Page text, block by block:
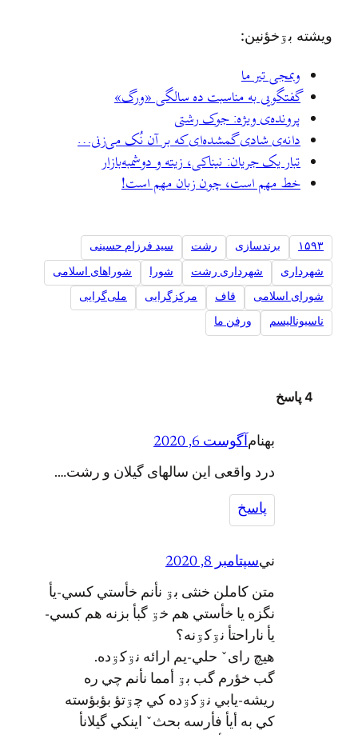
ويشته بۊخؤنين:
وبمجی تیر ما
گفتگویی به مناسبت ده سالگی «ورگ»
پرونده‌ی ویژه: جوک رشتی
دانه‌ی شادی گمشده‌ای که بر آن نُک می‌زنی…
تبار یک جریان: نیناکی، زیته و دوشمبه‌بازار
خط مهم است، چون زبان مهم است!
۱۵۹۳ برندسازی رشت سید فرزام حسینی
شهرداری شهرداری رشت شورا شوراهای اسلامی
شورای اسلامی قاف مرکزگرایی ملی‌گرایی
ناسیونالیسم ورفن ما
4 پاسخ
بهنام آگوست 6, 2020
درد واقعی این سالهای گیلان و رشت….
پاسخ
نيسپتامبر 8, 2020
متن کاملن خنثی بۊ نأنم خأستي کسي-يأ
نگزه يا خأستي هم خۊ گبأ بزنه هم کسي-
يأ ناراحتأ نۊکۊنه؟
هيچ راىˇ حلي-يم ارائه نۊکۊده.
گب خؤرم گب بۊ أمما نأنم چي ره
ريشه-يابي نۊکۊده کي چۊتؤ بؤبؤسته
کي به أيأ فأرسه بحثˇ اينکي گيلانأ